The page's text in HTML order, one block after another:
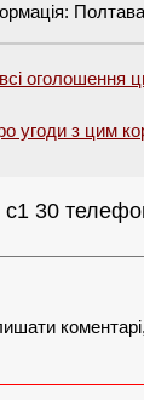
Полтава
оголошення
угоди з цим
30